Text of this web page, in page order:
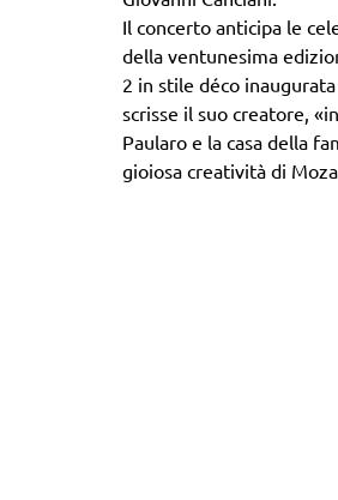
Il concerto anticipa le
della ventunesima
2 in stile déco
scrisse il suo creatore,
Paularo e la casa della
gioiosa creatività di